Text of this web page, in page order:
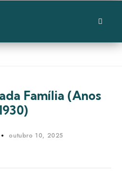
Família (anos
outubro 10, 2025